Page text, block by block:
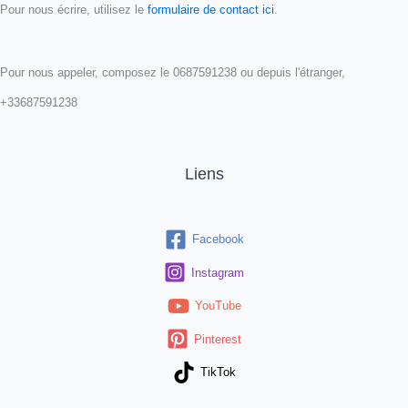
Pour nous écrire, utilisez le formulaire de contact ici
Pour nous appeler, composez le 0687591238 ou depuis l'étranger,
+33687591238
Liens
Facebook
Instagram
YouTube
Pinterest
TikTok